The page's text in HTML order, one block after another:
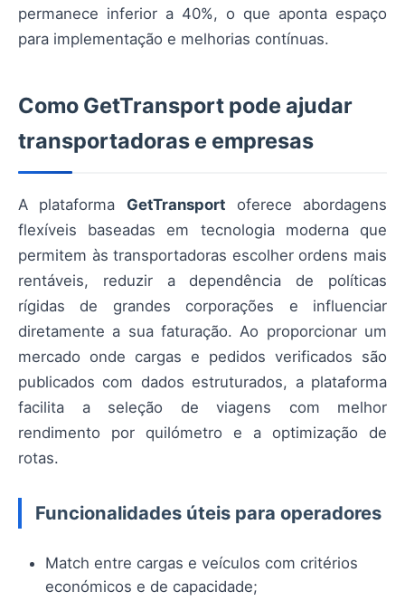
permanece inferior a 40%, o que aponta espaço
para implementação e melhorias contínuas.
Como GetTransport pode ajudar
transportadoras e empresas
A plataforma GetTransport oferece abordagens
flexíveis baseadas em tecnologia moderna que
permitem às transportadoras escolher ordens mais
rentáveis, reduzir a dependência de políticas
rígidas de grandes corporações e influenciar
diretamente a sua faturação. Ao proporcionar um
mercado onde cargas e pedidos verificados são
publicados com dados estruturados, a plataforma
facilita a seleção de viagens com melhor
rendimento por quilómetro e a optimização de
rotas.
Funcionalidades úteis para operadores
Match entre cargas e veículos com critérios
económicos e de capacidade;